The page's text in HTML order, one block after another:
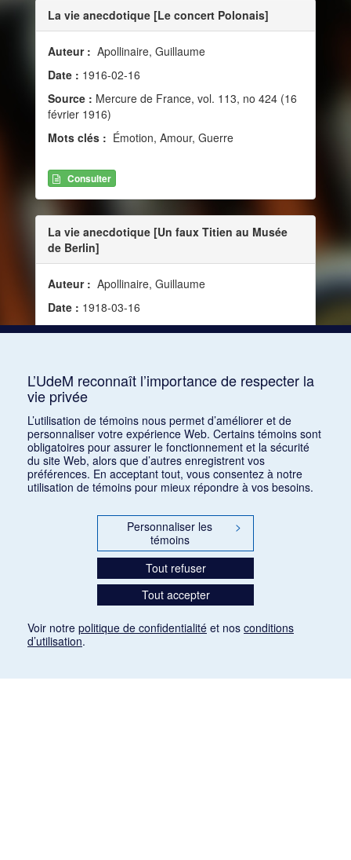
La vie anecdotique [Le concert Polonais]
Auteur : Apollinaire, Guillaume
Date : 1916-02-16
Source : Mercure de France, vol. 113, no 424 (16
février 1916)
Mots clés : Émotion, Amour, Guerre
Consulter
La vie anecdotique [Un faux Titien au Musée
de Berlin]
Auteur : Apollinaire, Guillaume
Date : 1918-03-16
Source :Mercure de France, vol. 126, no 474 (16
L’UdeM reconnaît l’importance de respecter la
vie privée
L’utilisation de témoins nous permet d’améliorer et de
personnaliser votre expérience Web. Certains témoins sont
obligatoires pour assurer le fonctionnement et la sécurité
du site Web, alors que d’autres enregistrent vos
préférences. En acceptant tout, vous consentez à notre
utilisation de témoins pour mieux répondre à vos besoins.
Personnaliser les
témoins
>
Tout refuser
Tout accepter
Voir notre politique de confidentialité et nos conditions
d’utilisation.